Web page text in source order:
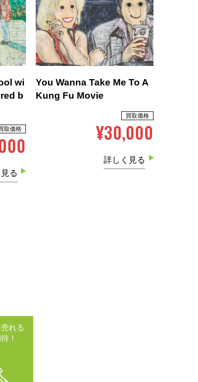
wi
b
取価格
る
You Wanna Take Me To A
Kung Fu Movie
買取価格
¥30,000
詳しく見る
れる
！